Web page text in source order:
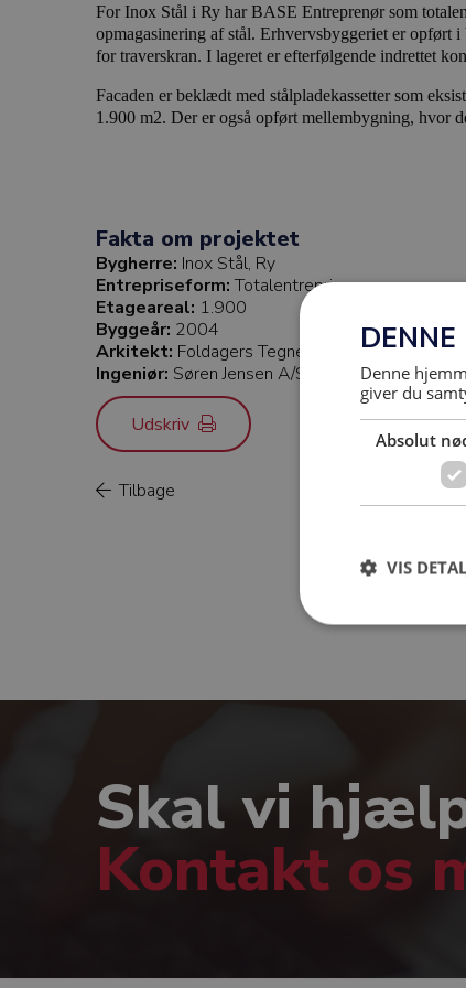
For Inox Stål i Ry har BASE Entreprenør som
opmagasinering af stål. Erhvervsbyggeriet er opført
for traverskran. I lageret er efterfølgende indrettet
Facaden er beklædt med stålpladekassetter som
1.900 m2. Der er også opført mellembygning, hvor
Fakta om projektet
Bygherre: Inox Stål, Ry
Entrepriseform: Totalentreprise
Etageareal: 1.900
Byggeår: 2004
Arkitekt: Foldagers Tegnestue
Ingeniør: Søren Jensen A/S
Udskriv
Tilbage
Skal vi
Kontakt os
DENNE
Denne
giver du
Absolut
VIS